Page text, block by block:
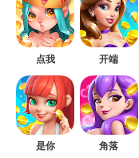
点我 开端
是你 角落